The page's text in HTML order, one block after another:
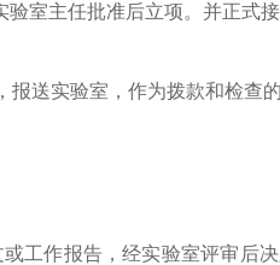
室主任批准后立项。并正式
报送实验室，作为拨款和检查
工作报告，经实验室评审后